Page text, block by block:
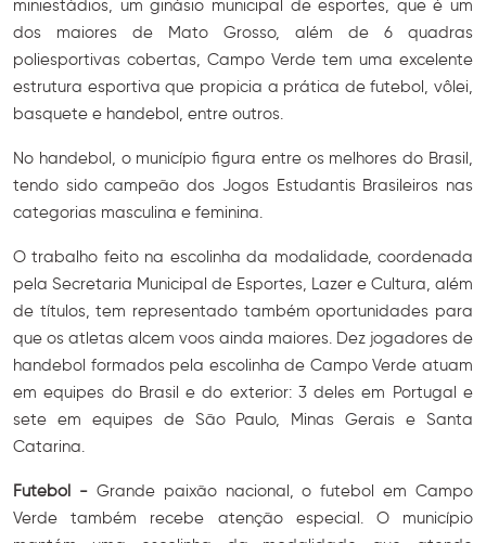
miniestádios, um ginásio municipal de esportes, que é um
dos maiores de Mato Grosso, além de 6 quadras
poliesportivas cobertas, Campo Verde tem uma excelente
estrutura esportiva que propicia a prática de futebol, vôlei,
basquete e handebol, entre outros.
No handebol, o município figura entre os melhores do Brasil,
tendo sido campeão dos Jogos Estudantis Brasileiros nas
categorias masculina e feminina.
O trabalho feito na escolinha da modalidade, coordenada
pela Secretaria Municipal de Esportes, Lazer e Cultura, além
de títulos, tem representado também oportunidades para
que os atletas alcem voos ainda maiores. Dez jogadores de
handebol formados pela escolinha de Campo Verde atuam
em equipes do Brasil e do exterior: 3 deles em Portugal e
sete em equipes de São Paulo, Minas Gerais e Santa
Catarina.
Futebol -Grande paixão nacional, o futebol em Campo
Verde também recebe atenção especial. O município